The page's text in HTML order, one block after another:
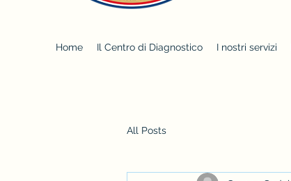
Home Il Centro di Diagnostico I nostri servizi
All Posts